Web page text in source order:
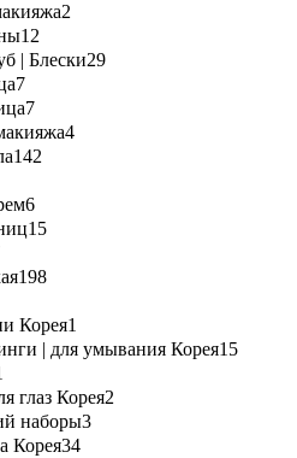
2
12
| Блески29
7
7
4
142
6
15
198
Корея1
| для умывания Корея15
глаз Корея2
наборы3
Корея34